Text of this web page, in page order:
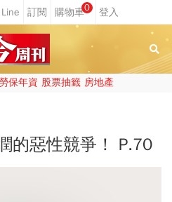
0
保年資 股票抽籤 房地產
的惡性競爭！ P.70